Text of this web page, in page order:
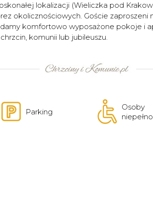
lokalizacji (Wieliczka pod
okolicznościowych. Goście zaproszeni
komfortowo wyposażone pokoje i
komunii lub jubileuszu.
Parking
Osoby